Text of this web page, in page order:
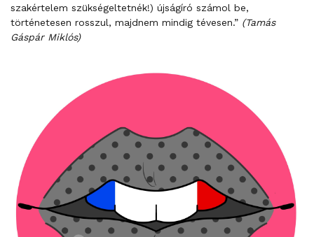
szakértelem szükségeltetnék!) újságíró számol be,
történetesen rosszul, majdnem mindig tévesen.” (Tamás
Gáspár Miklós)